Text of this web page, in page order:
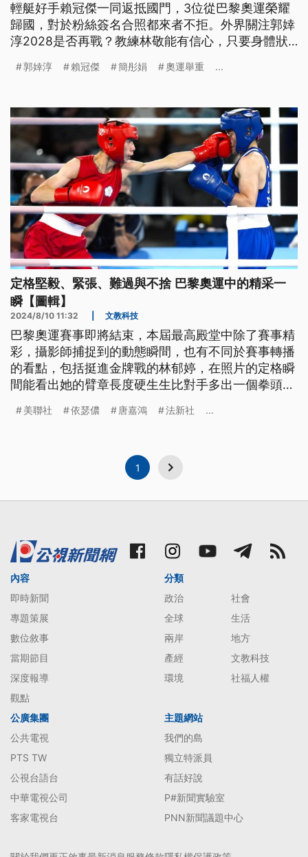
輕艇好手賴冠傑一同返抵國門，3位從巴黎奧運榮耀
歸國，對於粉絲簽名合照都來者不拒。外界關注郭婞
淳2028是否再戰？教練林敬能有信心，只要身體狀
郭婞淳 賴冠傑 簡彤娟 奧運舉重 ...
定格堅毅、緊張、難過與不捨 巴黎奧運中的精采一
瞬【圖輯】
2024/8/10 11:32 文教科技
巴黎奧運賽事即將結束，本屆最高殿堂中除了賽事精
彩，攝影師捕捉到的動態瞬間，也有不同於賽事轉播
的看點，包括挺進金牌戰的林郁婷，在照片的定格瞬
間能看出她的臂章長度硬生生比對手多出一個拳頭；
捨；還有唐嘉鴻不慎掉槓瞬間心情如何溢於言表等。
美聯社 依瑟儂 唐嘉鴻 法新社 ...
1
內容
即時新聞
專題策展
數位敘事
當期節目
深度報導
觀點
分類
政治
社會
全球
生活
兩岸
地方
產經
文教科技
環境
社福人權
公廣集團
公共電視
PTS TW
公視台語台
中華電視公司
客家電視台
主題網站
我們的島
獨立特派員
有話好說
P#新聞實驗室
PNN新聞議題中心